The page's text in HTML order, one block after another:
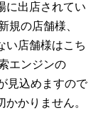
に出店されてい
規の店舗様、
い店舗様はこち
エンジンの
見込めますので
かりません。